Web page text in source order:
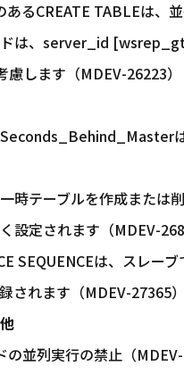
あるCREATE TABLEは、
ドは、server_id
します（MDEV-26223）
Seconds_Behind_Master
時テーブルを作成また
設定されます（MDEV-
SEQUENCEは、スレー
れます（MDEV-27365）
の並列実行の禁止（